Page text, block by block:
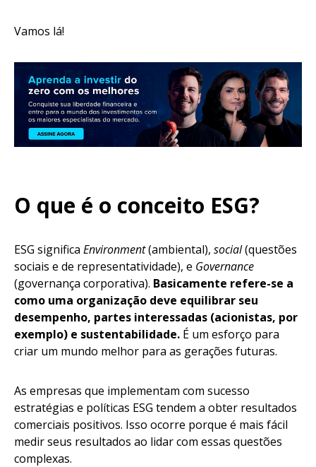
Vamos lá!
O que é o conceito ESG?
ESG significa Environment(ambiental), social(questões
sociais e de representatividade), e Governance
(governança corporativa). Basicamente refere-se a
como uma organização deve equilibrar seu
desempenho, partes interessadas (acionistas, por
exemplo) e sustentabilidade. É um esforço para
criar um mundo melhor para as gerações futuras.
As empresas que implementam com sucesso
estratégias e políticas ESG tendem a obter resultados
comerciais positivos. Isso ocorre porque é mais fácil
medir seus resultados ao lidar com essas questões
complexas.